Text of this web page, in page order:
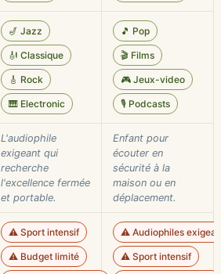
🎷 Jazz
🎻 Classique
🎸 Rock
🎹 Electronic
🎵 Pop
🎬 Films
🎮 Jeux-video
🎙️ Podcasts
L'audiophile
exigeant qui
recherche
l'excellence fermée
et portable.
Enfant pour
écouter en
sécurité à la
maison ou en
déplacement.
⚠️ Sport intensif
⚠️ Budget limité
⚠️ Audiophiles
⚠️ Sport intensif